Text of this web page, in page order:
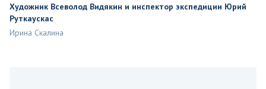
Художник Всеволод Видякин и инспектор экспедиции Юрий
Руткаускас
Ирина Скалина